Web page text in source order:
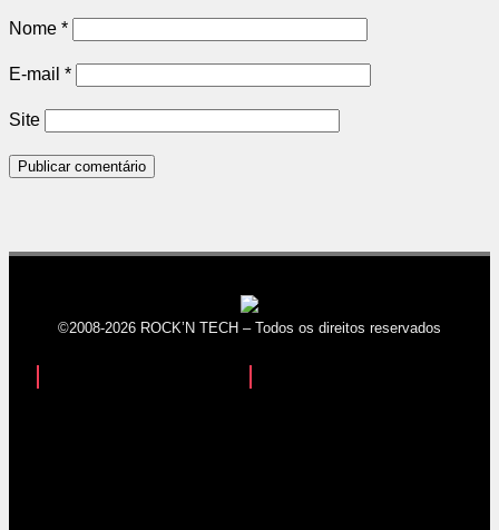
Nome *
E-mail *
Site
©2008-2026 ROCK’N TECH – Todos os direitos reservados